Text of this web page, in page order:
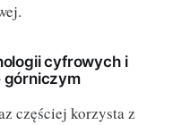
cyfrowych i
górniczym
częściej korzysta z